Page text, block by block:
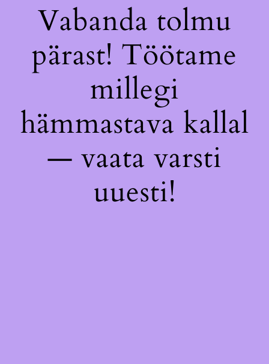
Vabanda tolmu
pärast! Töötame
millegi
hämmastava kallal
— vaata varsti
uuesti!